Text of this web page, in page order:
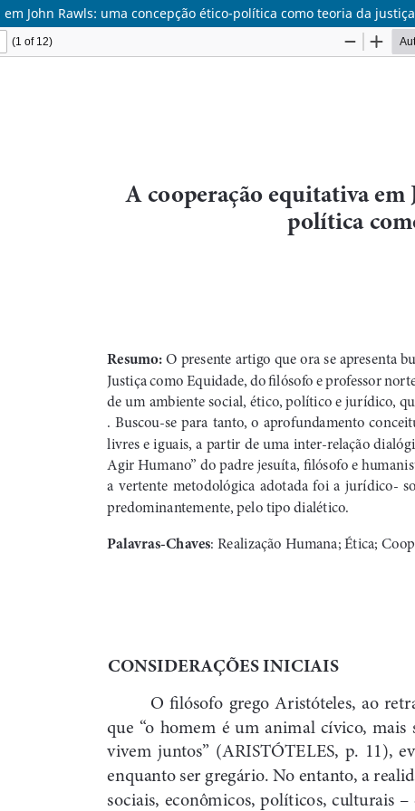
John Rawls: uma concepção ético-política como teoria da justiça